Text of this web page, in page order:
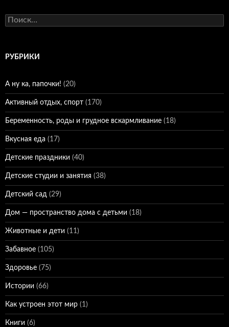
Найти:
РУБРИКИ
А ну ка, папочки! (20)
Активный отдых, спорт (170)
Беременность, роды и грудное вскармливание (18)
Вкусная еда (17)
Детские праздники (40)
Детские студии и занятия (38)
Детский сад (29)
Дом — пространство дома с детьми (18)
Животные и дети (11)
Забавное (105)
Здоровье (75)
Истории (66)
Как устроен этот мир (1)
Книги (6)